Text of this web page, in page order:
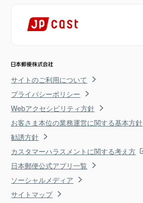
サイトのご利用について
プライバシーポリシー
Webアクセシビリティ方針
お客さま本位の業務運営に関する基本方針
勧誘方針
カスタマーハラスメントに関する考え方
日本郵便公式アプリ一覧
ソーシャルメディア
サイトマップ